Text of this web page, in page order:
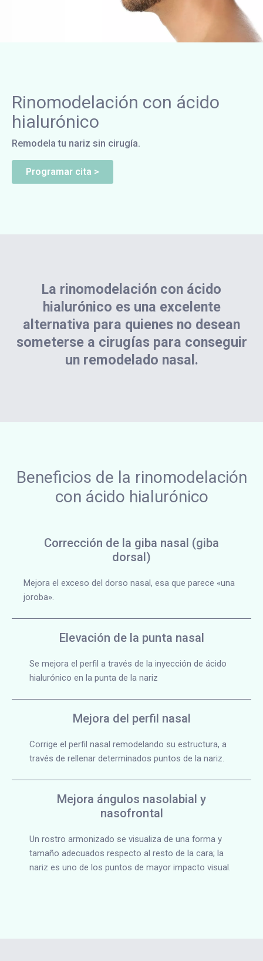
Rinomodelación con ácido
hialurónico
Remodela tu nariz sin cirugía.
Programar cita >
La rinomodelación con ácido
hialurónico es una excelente
alternativa para quienes no desean
someterse a cirugías para conseguir
un remodelado nasal.
Beneficios de la rinomodelación
con ácido hialurónico
Corrección de la giba nasal (giba
dorsal)
Mejora el exceso del dorso nasal, esa que parece «una
joroba».
Elevación de la punta nasal
Se mejora el perfil a través de la inyección de ácido
hialurónico en la punta de la nariz
Mejora del perfil nasal
Corrige el perfil nasal remodelando su estructura, a
través de rellenar determinados puntos de la nariz.
Mejora ángulos nasolabial y
nasofrontal
Un rostro armonizado se visualiza de una forma y
tamaño adecuados respecto al resto de la cara; la
nariz es uno de los puntos de mayor impacto visual.